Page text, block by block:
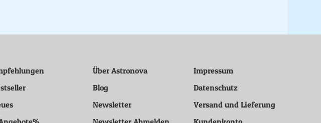
Über Astronova
Blog
Newsletter
Impressum
Datenschutz
Versand und Lieferung